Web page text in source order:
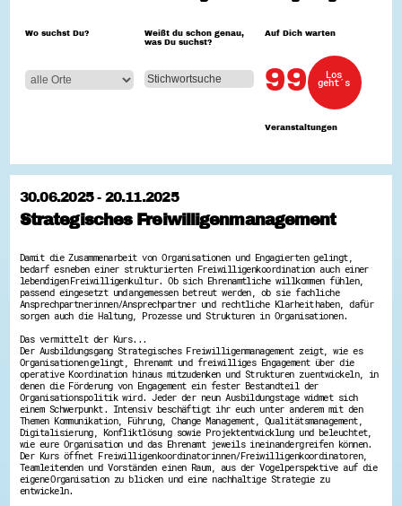
Zeig uns dein Ehrenamt
Wettbewerb | Trikotwettbewerb
Wettbewerb | 80 Jahre Hessen - Engagement
Ausgezeichnete Projekte
Gestalte dein Ehrenamt
Ehrenamts-Card Hessen
Engagement-Lotsen
Ehrentag
Freiwilligenmanagement
Hessen engagiert - Digitale Themenabende
Kompetenznachweis Hessen
Zeugnisbeiblatt
Mach dich schlau
GEMA-Pakt
Di@-Lotsen in Hessen
Energiepreiskrise und Ehrenamt
Flüchtlingshilfe + Integration
Generationsübergreifend aktiv
Patenschaftsprojekte
Qualifizierung & Fortbildung
Wo suchst Du?
Weißt du schon genau,
was Du suchst?
Auf Dich warten
99
Veranstaltungen
Los
geht´s
30.06.2025 - 20.11.2025
Strategisches Freiwilligenmanagement
Damit die Zusammenarbeit von Organisationen und Engagierten gelingt,
bedarf es neben einer strukturierten Freiwilligenkoordination auch einer
lebendigen Freiwilligenkultur. Ob sich Ehrenamtliche willkommen fühlen,
passend eingesetzt und angemessen betreut werden, ob sie fachliche
Ansprechpartnerinnen/Ansprechpartner und rechtliche Klarheit haben, dafür
sorgen auch die Haltung, Prozesse und Strukturen in Organisationen.
Das vermittelt der Kurs...
Der Ausbildungsgang Strategisches Freiwilligenmanagement zeigt, wie es
Organisationen gelingt, Ehrenamt und freiwilliges Engagement über die
operative Koordination hinaus mitzudenken und Strukturen zu entwickeln, in
denen die Förderung von Engagement ein fester Bestandteil der
Organisationspolitik wird. Jeder der neun Ausbildungstage widmet sich
einem Schwerpunkt. Intensiv beschäftigt ihr euch unter anderem mit den
Themen Kommunikation, Führung, Change Management, Qualitätsmanagement,
Digitalisierung, Konfliktlösung sowie Projektentwicklung und beleuchtet,
wie eure Organisation und das Ehrenamt jeweils ineinandergreifen können.
Der Kurs öffnet Freiwilligenkoordinatorinnen/Freiwilligenkoordinatoren,
Teamleitenden und Vorständen einen Raum, aus der Vogelperspektive auf die
eigene Organisation zu blicken und eine nachhaltige Strategie zu
entwickeln.